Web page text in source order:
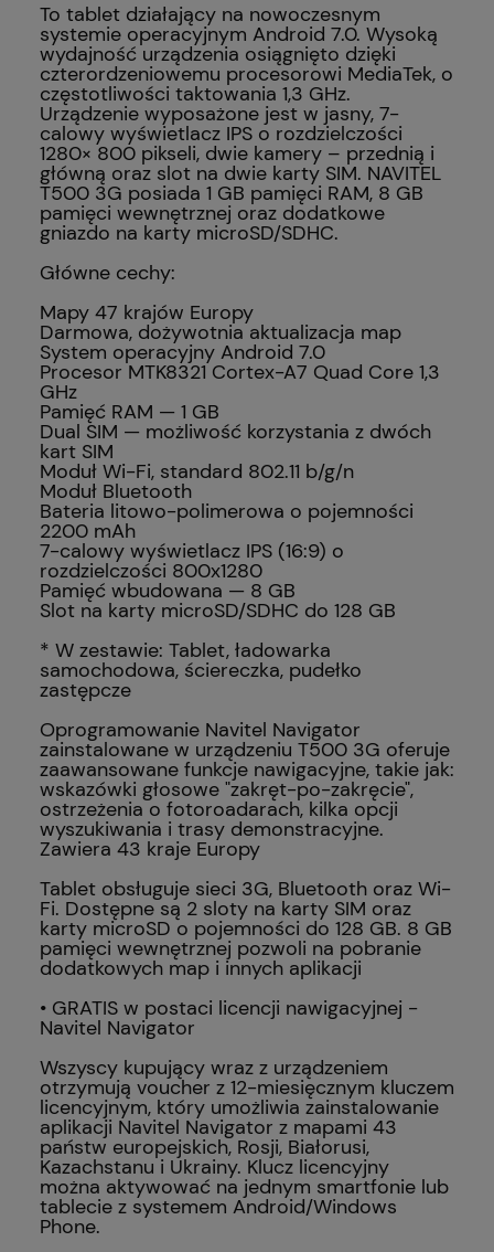
To tablet działający na nowoczesnym
systemie operacyjnym Android 7.0. Wysoką
wydajność urządzenia osiągnięto dzięki
czterordzeniowemu procesorowi MediaTek, o
częstotliwości taktowania 1,3 GHz.
Urządzenie wyposażone jest w jasny, 7-
calowy wyświetlacz IPS o rozdzielczości
1280× 800 pikseli, dwie kamery – przednią i
główną oraz slot na dwie karty SIM. NAVITEL
T500 3G posiada 1 GB pamięci RAM, 8 GB
pamięci wewnętrznej oraz dodatkowe
gniazdo na karty microSD/SDHC.
Główne cechy:
Mapy 47 krajów Europy
Darmowa, dożywotnia aktualizacja map
System operacyjny Android 7.0
Procesor MTK8321 Cortex-A7 Quad Core 1,3
GHz
Pamięć RAM — 1 GB
Dual SIM — możliwość korzystania z dwóch
kart SIM
Moduł Wi-Fi, standard 802.11 b/g/n
Moduł Bluetooth
Bateria litowo-polimerowa o pojemności
2200 mAh
7-calowy wyświetlacz IPS (16:9) o
rozdzielczości 800x1280
Pamięć wbudowana — 8 GB
Slot na karty microSD/SDHC do 128 GB
* W zestawie: Tablet, ładowarka
samochodowa, ściereczka, pudełko
zastępcze
Oprogramowanie Navitel Navigator
zainstalowane w urządzeniu T500 3G oferuje
zaawansowane funkcje nawigacyjne, takie jak:
wskazówki głosowe "zakręt-po-zakręcie",
ostrzeżenia o fotoroadarach, kilka opcji
wyszukiwania i trasy demonstracyjne.
Zawiera 43 kraje Europy
Tablet obsługuje sieci 3G, Bluetooth oraz Wi-
Fi. Dostępne są 2 sloty na karty SIM oraz
karty microSD o pojemności do 128 GB. 8 GB
pamięci wewnętrznej pozwoli na pobranie
dodatkowych map i innych aplikacji
• GRATIS w postaci licencji nawigacyjnej -
Navitel Navigator
Wszyscy kupujący wraz z urządzeniem
otrzymują voucher z 12-miesięcznym kluczem
licencyjnym, który umożliwia zainstalowanie
aplikacji Navitel Navigator z mapami 43
państw europejskich, Rosji, Białorusi,
Kazachstanu i Ukrainy. Klucz licencyjny
można aktywować na jednym smartfonie lub
tablecie z systemem Android/Windows
Phone.